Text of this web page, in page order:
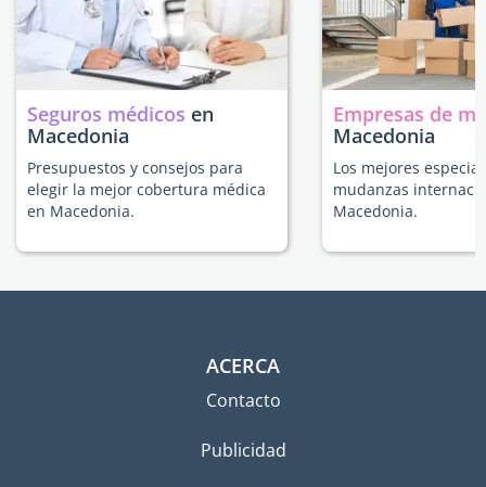
Seguros médicos en
Macedonia
Presupuestos y consejos para
elegir la mejor cobertura médica
en Macedonia.
Empresas de
Macedonia
Los mejores
mudanzas
Macedonia.
ACERCA
Contacto
Publicidad